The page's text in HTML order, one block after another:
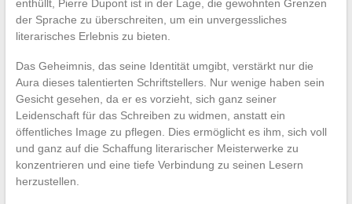
enthüllt, Pierre Dupont ist in der Lage, die gewohnten Grenzen
der Sprache zu überschreiten, um ein unvergessliches
literarisches Erlebnis zu bieten.
Das Geheimnis, das seine Identität umgibt, verstärkt nur die
Aura dieses talentierten Schriftstellers. Nur wenige haben sein
Gesicht gesehen, da er es vorzieht, sich ganz seiner
Leidenschaft für das Schreiben zu widmen, anstatt ein
öffentliches Image zu pflegen. Dies ermöglicht es ihm, sich voll
und ganz auf die Schaffung literarischer Meisterwerke zu
konzentrieren und eine tiefe Verbindung zu seinen Lesern
herzustellen.